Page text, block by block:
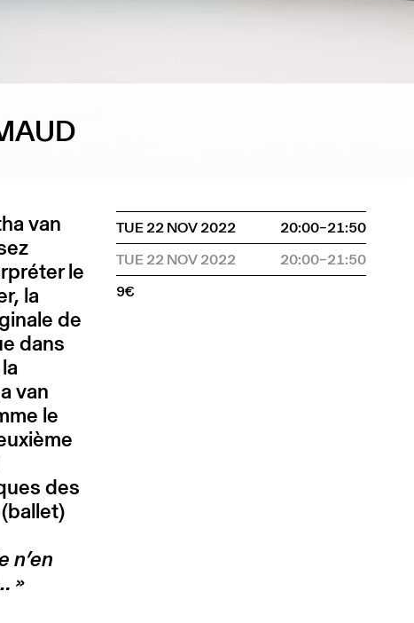
van
le
la
de
dans
van
le
des
n’en
»
TUE 22 NOV 2022
20:00–21:50
TUE 22 NOV 2022
20:00–21:50
9€